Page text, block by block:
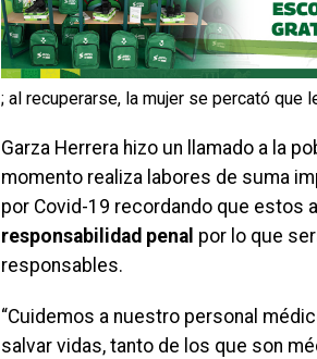
; al recuperarse, la mujer se percató
Garza Herrera hizo un llamado a la
momento realiza labores de suma
por Covid-19 recordando que estos
responsabilidad penal por lo que
responsables.
“Cuidemos a nuestro personal
salvar vidas, tanto de los que son